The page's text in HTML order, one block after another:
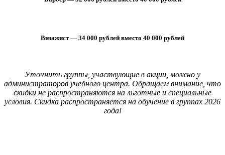
Визажист — 34 000 рублей вместо 40 000 рублей
Уточнить группы, участвующие в акции, можно у
администраторов учебного центра. Обращаем внимание, что
скидки не распространяются на льготные и специальные
условия. Скидка распространяется на обучение в группах 2026
года!